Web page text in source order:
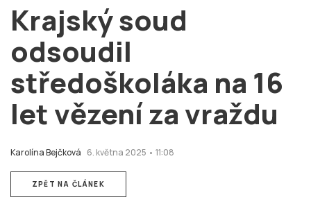
# Brno
# volby
login PŘIHLÁSIT SE
Zapomněli jste heslo?
Krajský soud
odsoudil
středoškoláka na 16
let vězení za vraždu
Karolína Bejčková 6. května 2025 • 11:08
ZPĚT NA ČLÁNEK